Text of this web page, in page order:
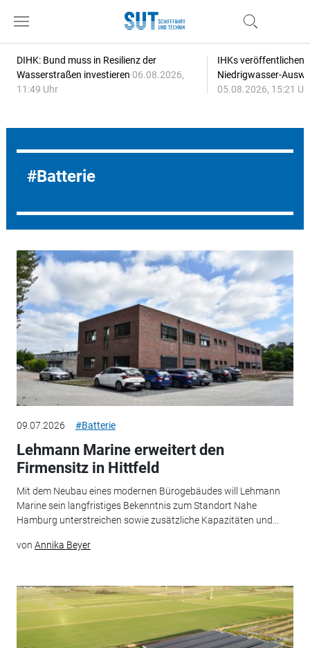
DIHK: Bund muss in Resilienz der
Wasserstraßen investieren 06.08.2026,
11:49 Uhr
IHKs veröffentlichen
Niedrigwasser-
05.08.2026, 15:21
Batterie
09.07.2026 #Batterie
Lehmann Marine erweitert den
Firmensitz in Hittfeld
Mit dem Neubau eines modernen Bürogebäudes will Lehmann
Marine sein langfristiges Bekenntnis zum Standort Nahe
Hamburg unterstreichen sowie zusätzliche Kapazitäten und...
von Annika Beyer